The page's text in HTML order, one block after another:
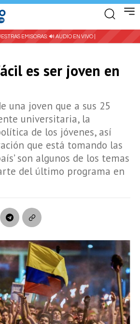
EMISORAS: 🔊 AUDIO EN VIVO |
es ser joven en
una joven que a sus 25
universitaria, la
de los jóvenes, así
que está tomando las
son algunos de los temas
del último programa en